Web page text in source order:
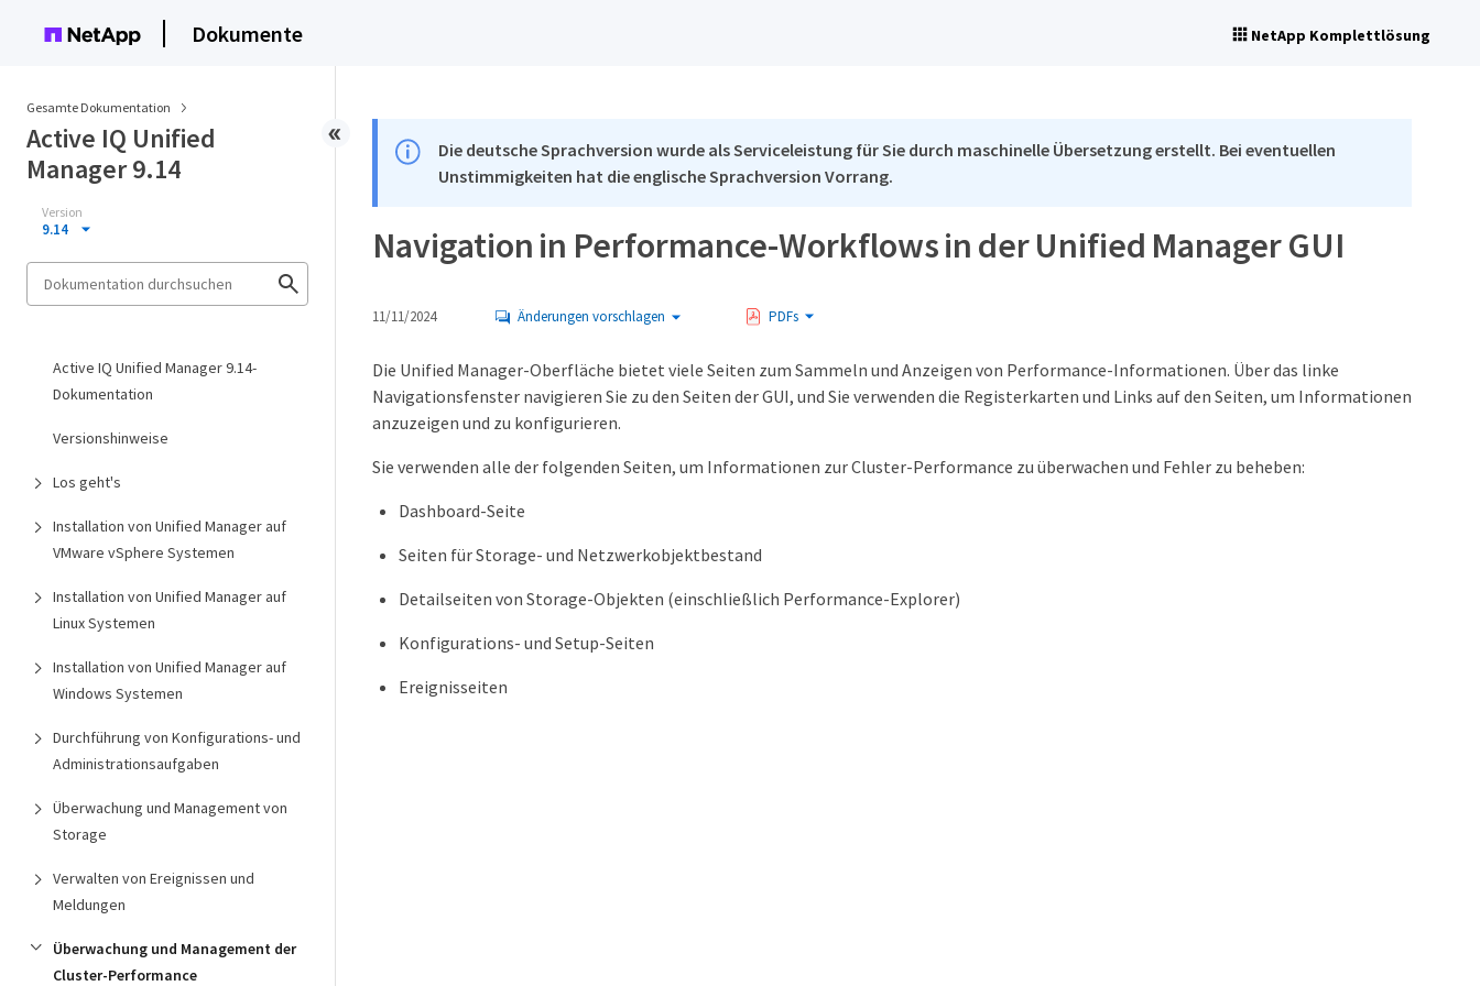
Dokumente NetApp Komplettlösung
Gesamte Dokumentation
Active IQ Unified
Manager 9.14
Version
9.14
Active IQ Unified Manager 9.14-
Dokumentation
Versionshinweise
Los geht's
Installation von Unified Manager auf
VMware vSphere Systemen
Installation von Unified Manager auf
Linux Systemen
Installation von Unified Manager auf
Windows Systemen
Durchführung von Konfigurations- und
Administrationsaufgaben
Überwachung und Management von
Storage
Verwalten von Ereignissen und
Meldungen
Überwachung und Management der
Cluster-Performance
Die deutsche Sprachversion wurde als Serviceleistung für Sie durch maschinelle Übersetzung erstellt. Bei eventuellen
Unstimmigkeiten hat die englische Sprachversion Vorrang.
Navigation in Performance-Workflows in der Unified Manager GUI
11/11/2024 Änderungen vorschlagen PDFs
Die Unified Manager-Oberfläche bietet viele Seiten zum Sammeln und Anzeigen von Performance-Informationen. Über das linke
Navigationsfenster navigieren Sie zu den Seiten der GUI, und Sie verwenden die Registerkarten und Links auf den Seiten, um Informationen
anzuzeigen und zu konfigurieren.
Sie verwenden alle der folgenden Seiten, um Informationen zur Cluster-Performance zu überwachen und Fehler zu beheben:
Dashboard-Seite
Seiten für Storage- und Netzwerkobjektbestand
Detailseiten von Storage-Objekten (einschließlich Performance-Explorer)
Konfigurations- und Setup-Seiten
Ereignisseiten